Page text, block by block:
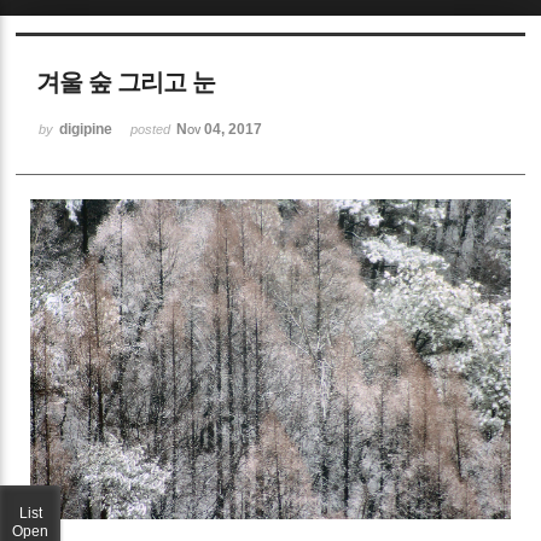
겨울 숲 그리고 눈
by digipine posted Nov 04, 2017
List
Open
Sketchbook5, 스케치북5
Sketchbook5, 스케치북5